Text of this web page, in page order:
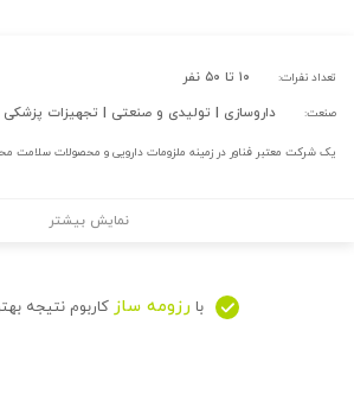
تعداد نفرات: ۱۰ تا ۵۰ نفر
صنعت: داروسازی | تولیدی و صنعتی | تجهیزات پزشکی
یک شرکت معتبر فناور در زمینه ملزومات دارویی و محصولات سلامت
نمایش بیشتر
با رزومه ساز کاربوم نتیجه